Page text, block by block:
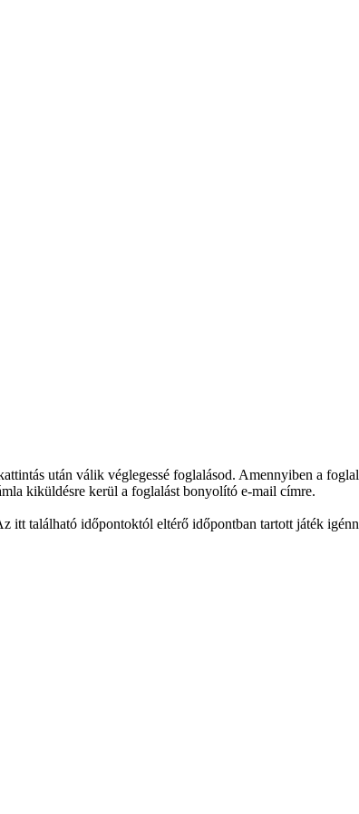
után válik véglegessé foglalásod. Amennyiben a
kiküldésre kerül a foglalást bonyolító e-mail címre.
itt található időpontoktól eltérő időpontban tartott játék